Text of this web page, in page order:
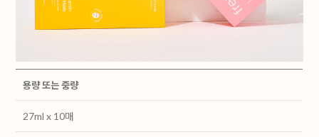
용량 또는 중량
27ml x 10매